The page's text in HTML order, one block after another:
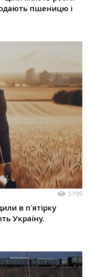
пшеницю і
5799
в пʼятірку
Україну.